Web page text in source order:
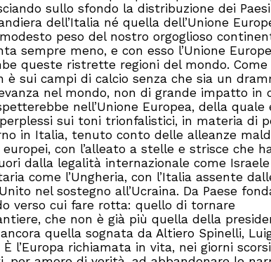
sullo sfondo la distribuzione dei
dell’Italia né quella dell’Unione
peso del nostro orgoglioso
sempre meno, e con esso l’Unione
queste ristrette regioni del mondo. Come
sui campi di calcio senza che sia un
nel mondo, non di grande impatto in
nell’Unione Europea, della quale
sui toni trionfalistici, in materia di
in Italia, tenuto conto delle alleanze
con l’alleato a stelle e strisce che
dalla legalità internazionale come
come l’Ungheria, con l’Italia assente
nel sostegno all’Ucraina. Da Paese
verso cui fare rotta: quello di tornare
che non è già più quella della
quella sognata da Altiero Spinelli,
l’Europa richiamata in vita, nei giorni